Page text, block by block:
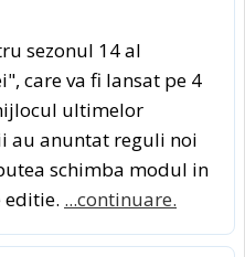
sezonul 14 al
care va fi lansat pe 4
ultimelor
au anuntat reguli noi
schimba modul in
editie. ...continuare.